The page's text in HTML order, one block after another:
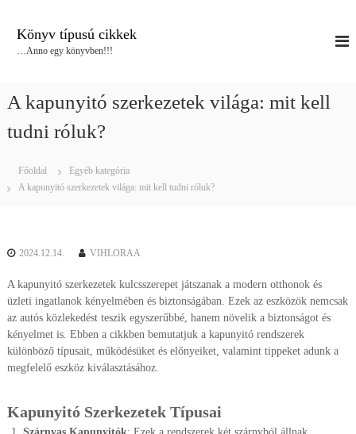
Könyv típusú cikkek
…Anno egy könyvben!!!
A kapunyitó szerkezetek világa: mit kell
tudni róluk?
Főoldal
Egyéb kategória
A kapunyitó szerkezetek világa: mit kell tudni róluk?
2024.12.14. VIHLORAA
A kapunyitó szerkezetek kulcsszerepet játszanak a modern otthonok és
üzleti ingatlanok kényelmében és biztonságában. Ezek az eszközök nemcsak
az autós közlekedést teszik egyszerűbbé, hanem növelik a biztonságot és
kényelmet is. Ebben a cikkben bemutatjuk a kapunyitó rendszerek
különböző típusait, működésüket és előnyeiket, valamint tippeket adunk a
megfelelő eszköz kiválasztásához.
Kapunyitó Szerkezetek Típusai